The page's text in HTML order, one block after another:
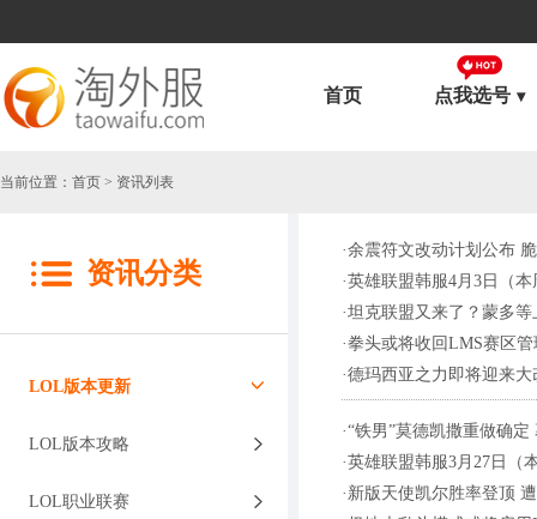
首页 点我选号
当前位置： 首页 > 资讯列表
资讯分类
LOL版本更新
LOL版本攻略
LOL职业联赛
·余震符文改动计划公布
·英雄联盟韩服4月3日（
·坦克联盟又来了？蒙多
·拳头或将收回LMS赛区
·德玛西亚之力即将迎来
·“铁男”莫德凯撒重做确
·英雄联盟韩服3月27日（
· 新版天使凯尔胜率登顶